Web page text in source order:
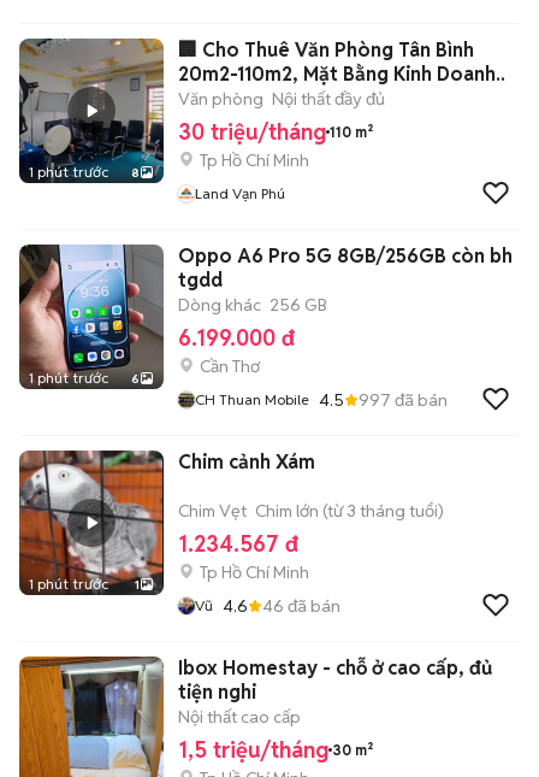
1 phút trước 8
🏢 Cho Thuê Văn Phòng Tân Bình
20m2-110m2, Mặt Bằng Kinh Doanh..
Văn phòng Nội thất đầy đủ
30 triệu/tháng 110 m²
Tp Hồ Chí Minh
Land Vạn Phú
1 phút trước 6
Oppo A6 Pro 5G 8GB/256GB còn bh
tgdd
Dòng khác 256 GB
6.199.000 đ
Cần Thơ
CH Thuan Mobile 4.5 997 đã bán
1 phút trước 1
Chim cảnh Xám
Chim Vẹt Chim lớn (từ 3 tháng tuổi)
1.234.567 đ
Tp Hồ Chí Minh
Vũ 4.6 46 đã bán
Ibox Homestay - chỗ ở cao cấp, đủ
tiện nghi
Nội thất cao cấp
1,5 triệu/tháng 30 m²